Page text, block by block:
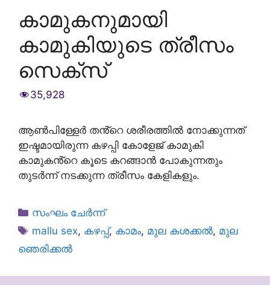
കാമുകനുമായി
കാമുകിയുടെ ത്രീസം
സെക്സ്
35,928
ആൺപിള്ളേർ തൻ്റെ ശരീരത്തിൽ നോക്കുന്നത്
ഇഷ്ടമായിരുന്ന കഴപ്പി കോളേജ് കാമുകി
കാമുകൻ്റെ കൂടെ കറങ്ങാൻ പോകുന്നതും
തുടർന്ന് നടക്കുന്ന ത്രീസം കേളികളും.
Categories
സംഘം ചേർന്ന്
Tags
mallu sex, കഴപ്പ്, കാമം, മുല കശക്കൽ, മുല
ഞെരിക്കൽ